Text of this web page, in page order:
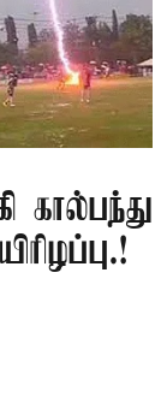
கால்பந்து